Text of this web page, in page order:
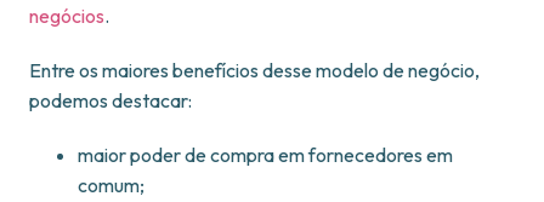
negócios.
Entre os maiores benefícios desse modelo de negócio,
podemos destacar:
maior poder de compra em fornecedores em
comum;